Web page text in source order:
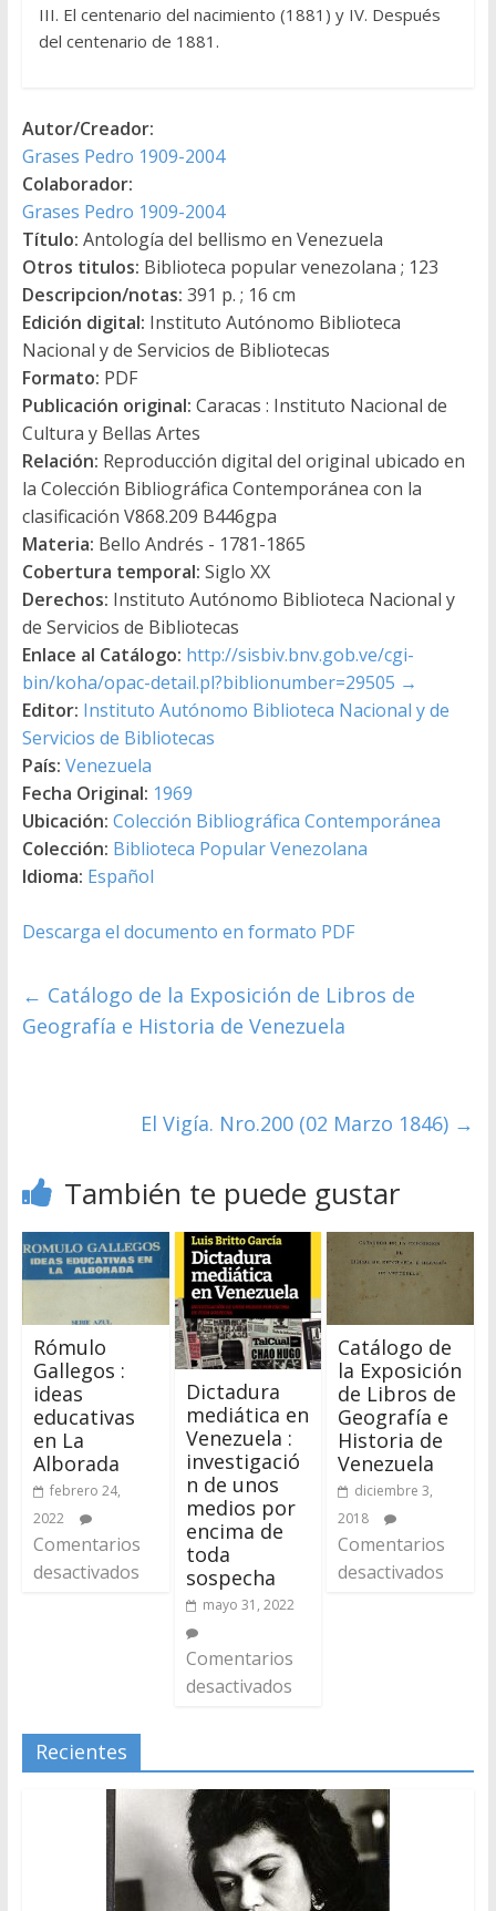
III. El centenario del nacimiento (1881) y IV. Después
del centenario de 1881.
Autor/Creador:
Grases Pedro 1909-2004
Colaborador:
Grases Pedro 1909-2004
Título: Antología del bellismo en Venezuela
Otros titulos: Biblioteca popular venezolana ; 123
Descripcion/notas: 391 p. ; 16 cm
Edición digital: Instituto Autónomo Biblioteca
Nacional y de Servicios de Bibliotecas
Formato: PDF
Publicación original: Caracas : Instituto Nacional de
Cultura y Bellas Artes
Relación: Reproducción digital del original ubicado en
la Colección Bibliográfica Contemporánea con la
clasificación V868.209 B446gpa
Materia: Bello Andrés - 1781-1865
Cobertura temporal: Siglo XX
Derechos: Instituto Autónomo Biblioteca Nacional y
de Servicios de Bibliotecas
Enlace al Catálogo: http://sisbiv.bnv.gob.ve/cgi-
bin/koha/opac-detail.pl?biblionumber=29505 →
Editor: Instituto Autónomo Biblioteca Nacional y de
Servicios de Bibliotecas
País: Venezuela
Fecha Original: 1969
Ubicación: Colección Bibliográfica Contemporánea
Colección: Biblioteca Popular Venezolana
Idioma: Español
Descarga el documento en formato PDF
← Catálogo de la Exposición de Libros de
Geografía e Historia de Venezuela
El Vigía. Nro.200 (02 Marzo 1846) →
También te puede gustar
Rómulo
Gallegos :
ideas
educativas
en La
Alborada
febrero 24,
2022
Comentarios
desactivados
Dictadura
mediática en
Venezuela :
investigació
n de unos
medios por
encima de
toda
sospecha
mayo 31, 2022
Comentarios
desactivados
Catálogo de
la Exposición
de Libros de
Geografía e
Historia de
Venezuela
diciembre 3,
2018
Comentarios
desactivados
Recientes